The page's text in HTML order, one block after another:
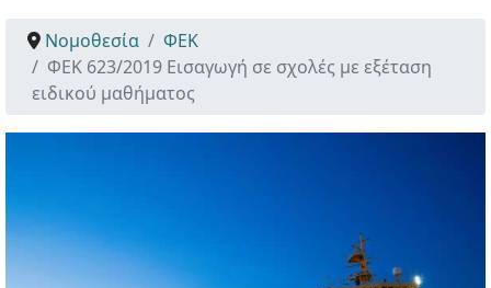
Νομοθεσία
ΦΕΚ
ΦΕΚ 623/2019 Εισαγωγή σε σχολές με εξέταση
ειδικού μαθήματος